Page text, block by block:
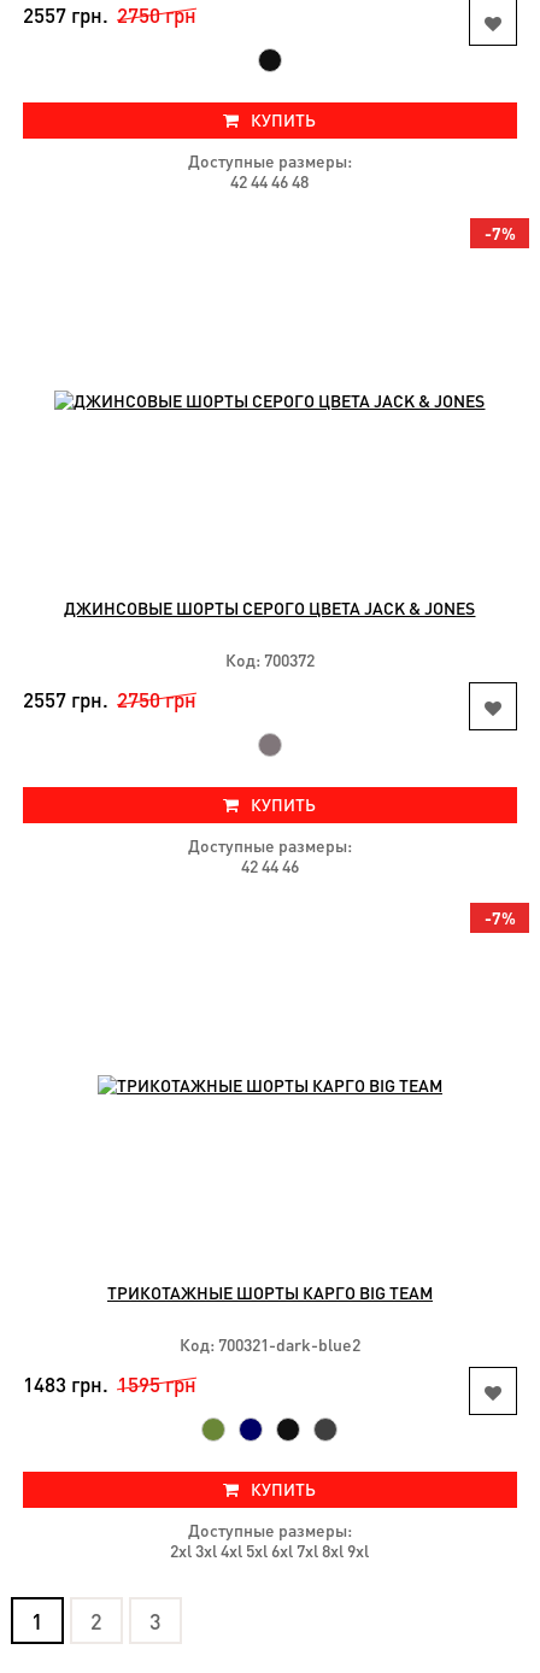
2557 грн. 2750 грн
КУПИТЬ
Доступные размеры:
42 44 46 48
-7%
ДЖИНСОВЫЕ ШОРТЫ СЕРОГО ЦВЕТА JACK & JONES
Код: 700372
2557 грн. 2750 грн
КУПИТЬ
Доступные размеры:
42 44 46
-7%
ТРИКОТАЖНЫЕ ШОРТЫ КАРГО BIG TEAM
Код: 700321-dark-blue2
1483 грн. 1595 грн
КУПИТЬ
Доступные размеры:
2xl 3xl 4xl 5xl 6xl 7xl 8xl 9xl
1 2 3